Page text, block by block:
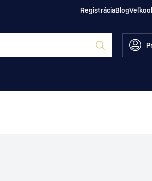
RegistráciaBlog